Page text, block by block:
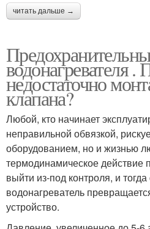
читать дальше →
водонагревателя .
недостаточно
клапана?
Любой, кто начинает
неправильной обвязкой,
оборудованием, но и жизнью
термодинамическое действие
выйти из-под контроля, и
водонагреватель
устройство.